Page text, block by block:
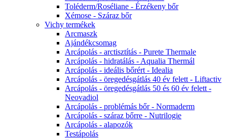
Toléderm/Roséliane - Érzékeny bőr
Xémose - Száraz bőr
Vichy termékek
Arcmaszk
Ajándékcsomag
Arcápolás - arctisztítás - Purete Thermale
Arcápolás - hidratálás - Aqualia Thermál
Arcápolás - ideális bőrért - Idealia
Arcápolás - öregedésgátlás 40 év felett - Liftactiv
Arcápolás - öregedésgátlás 50 és 60 év felett -
Neovadiol
Arcápolás - problémás bőr - Normaderm
Arcápolás - száraz bőrre - Nutrilogie
Arcápolás - alapozók
Testápolás